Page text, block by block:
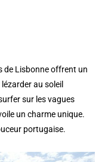
de Lisbonne offrent un
au soleil
sur les vagues
un charme unique.
portugaise.